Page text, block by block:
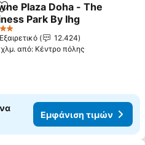
Προσθήκη στα αγαπημένα
Plaza Doha - The
Park By Ihg
τιμών
Εξαιρετικό
12.424
χλμ. από: Κέντρο πόλης
Εμφάνιση τιμών